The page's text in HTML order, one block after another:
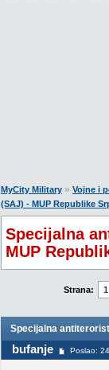
MyCity Military » Vojne i
(SAJ) - MUP Republike
Specijalna
MUP
Strana: 1
Specijalna
bufanje Poslao: